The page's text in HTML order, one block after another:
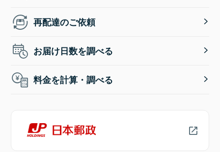
再配達のご依頼
お届け日数を調べる
料金を計算・調べる